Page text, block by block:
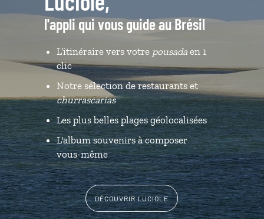
l'appli qui vous guide au Brésil
L’itinéraire vers votre pousada en 1
clic
Notre sélection de restaurants et
churrascarias
Les plus belles plages géolocalisées
L'album souvenirs à composer
vous-même
DÉCOUVRIR LUCIOLE